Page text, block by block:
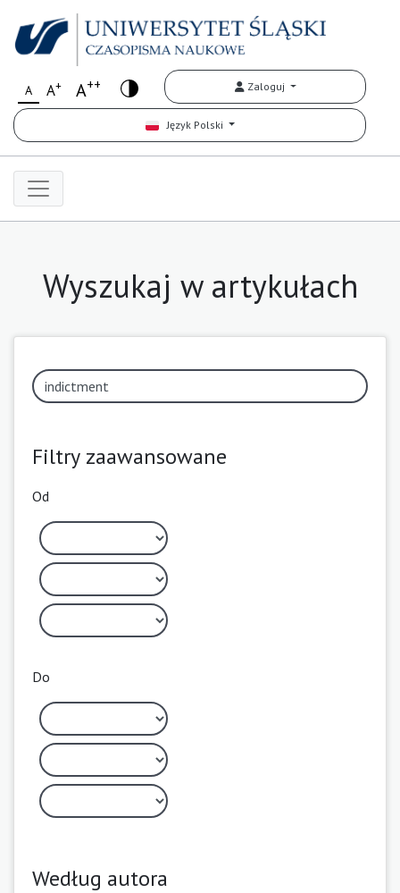
A A+ A++ Zaloguj
Język Polski
Wyszukaj w artykułach
Filtry zaawansowane
Od
Do
Według autora